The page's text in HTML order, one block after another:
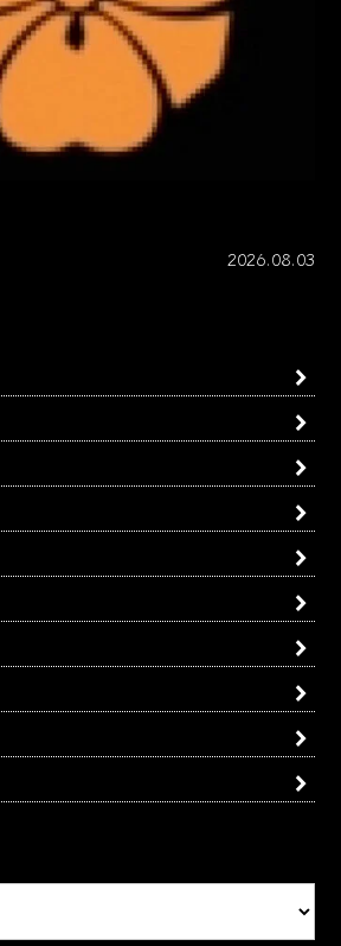
2026.08.03